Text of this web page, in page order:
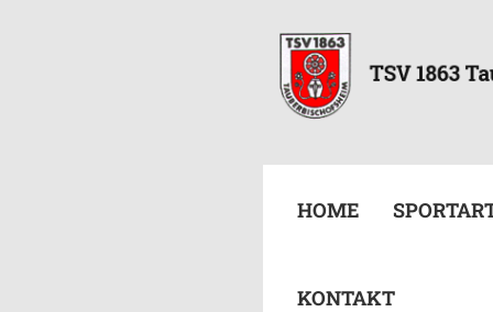
HOME
KONTAKT